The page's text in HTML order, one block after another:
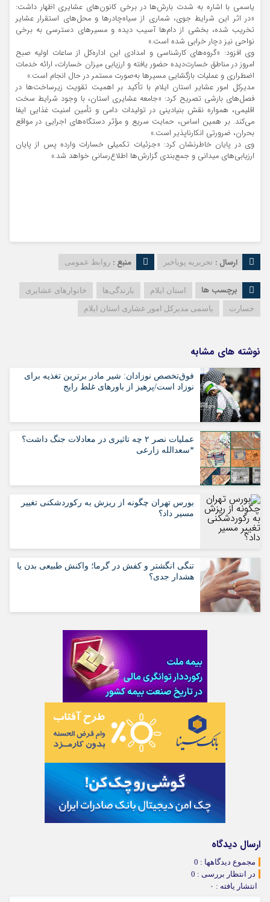
یاسمی با اشاره به شدت بارش‌ها در برخی کانون‌های عشایری اظهار داشت:
«در اثر این شرایط جوی، شماری از سیاه‌چادرها و محل‌های استقرار عشایر
تخریب شده، بخشی از دام‌ها آسیب دیده و مسیرهای دسترسی به برخی
نواحی نیز دچار خرابی شده است.»
وی افزود: «گروه‌های کارشناسی و امدادی این اداره‌کل از ساعات اولیه صبح
امروز در مناطق خسارت‌دیده حضور یافته و ارزیابی میزان خسارات، ارائه خدمات
اضطراری و عملیات بازگشایی مسیرها به‌صورت مستمر در حال انجام است.»
مدیرکل امور عشایر استان ایلام با تأکید بر اهمیت تقویت زیرساخت‌ها در
فصل‌های بارشی تصریح کرد: «جامعه عشایری استان، با وجود شرایط سخت
اقلیمی، همواره نقش بنیادینی در تولیدات دامی و تأمین امنیت غذایی ایفا
می‌کند. بر همین اساس، حمایت سریع و مؤثر دستگاه‌های اجرایی در مواقع
بحران، ضرورتی انکارناپذیر است.»
وی در پایان خاطرنشان کرد: «جزئیات تکمیلی خسارات وارده پس از پایان
ارزیابی‌های میدانی و جمع‌بندی گزارش‌ها اطلاع‌رسانی خواهد شد.»
ارسال : تحریریه پویاخبر منبع : روابط عمومی
برچسب ها استان ایلام بارندگی‌ها
خانوارهای عشایری
خسارت
یاسمی مدیرکل امور عشاری استان ایلام
نوشته های مشابه
فوق‌تخصص نوزادان: شیر مادر برترین تغذیه برای
نوزاد است/پرهیز از باورهای غلط رایج
عملیات نصر ۲ چه تاثیری در معادلات جنگ داشت؟
*سعدالله زارعی
بورس تهران چگونه از ریزش به رکوردشکنی تغییر
مسیر داد؟
تنگی انگشتر و کفش در گرما؛ واکنش طبیعی بدن یا
هشدار جدی؟
ارسال دیدگاه
مجموع دیدگاهها : 0
در انتظار بررسی : 0
انتشار یافته : ۰